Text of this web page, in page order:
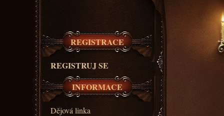
REGISTRACE
REGISTRUJ SE
INFORMACE
Dějová linka